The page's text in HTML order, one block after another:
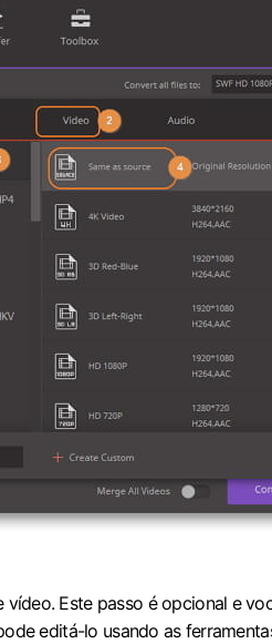
Este passo é opcional e
editá-lo usando as